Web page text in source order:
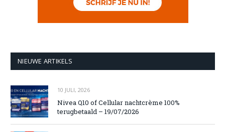
NIEUWE ARTIKELS
10 JULI, 2026
Nivea Q10 of Cellular nachtcrème 100%
terugbetaald – 19/07/2026